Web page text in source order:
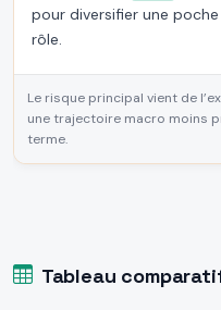
pour diversifier une
rôle.
Le risque principal vient de
une trajectoire macro moins
terme.
Tableau